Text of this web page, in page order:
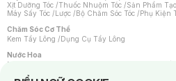
Xịt Dưỡng Tóc /Thuốc Nhuộm Tóc /Sản Phẩm
Máy Sấy Tóc /Lược /Bộ Chăm Sóc Tóc /Phụ Kiện
Chăm Sóc Cơ Thể
Kem Tẩy Lông /Dụng Cụ Tẩy Lông
Nước Hoa
Nước Hoa Nữ